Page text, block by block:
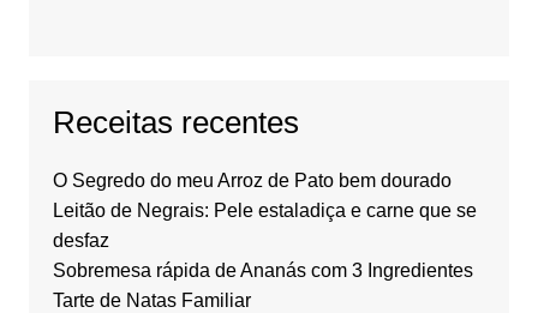
Receitas recentes
O Segredo do meu Arroz de Pato bem dourado
Leitão de Negrais: Pele estaladiça e carne que se
desfaz
Sobremesa rápida de Ananás com 3 Ingredientes
Tarte de Natas Familiar